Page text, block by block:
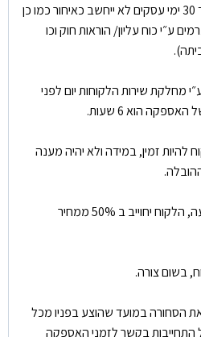
שישי-שבת וחגים, איחור של עד 30 ימי עסקים לא ייחשב כאיחור כמו כן
ע״י כוח עליון/ הוראות חוק וכו
מחלקת שירות הלקוחות יום לפני
הוא 6 שעות.
זמין, במידה ולא יהיה מענה
כל ביטול הובלה לאחר שנקבעה, הלקוח יחוייב ב 50% ממחיר
בשום צורה.
הסחורה במועד שהוצע בפניו מכל
בקשר לזמני האספקה